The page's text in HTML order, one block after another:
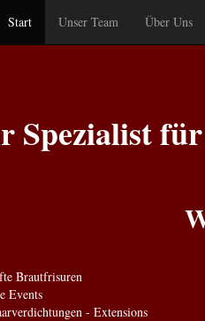
Start Unser Team Über Uns
Spezialist
Brautfrisuren
Events
- Extensions